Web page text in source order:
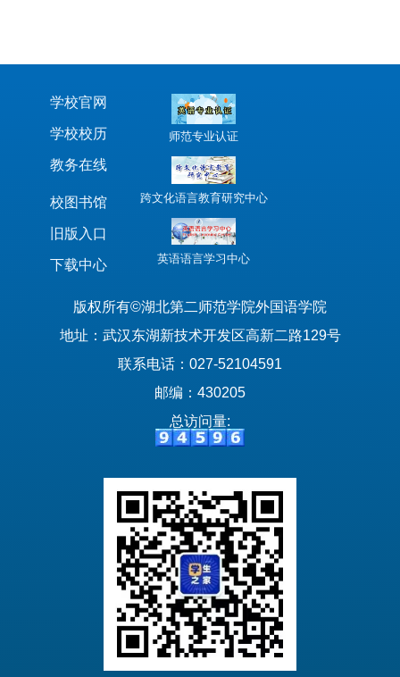
学校官网
学校校历
教务在线
校图书馆
旧版入口
下载中心
师范专业认证
跨文化语言教育研究中心
英语语言学习中心
版权所有©湖北第二师范学院外国语学院
地址：武汉东湖新技术开发区高新二路129号
联系电话：027-52104591
邮编：430205
总访问量: